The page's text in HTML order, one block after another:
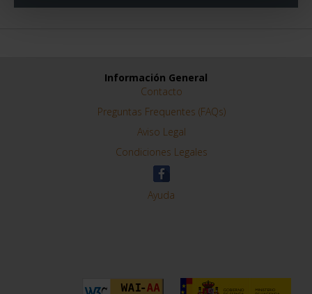
Información General
Contacto
Preguntas Frequentes (FAQs)
Aviso Legal
Condiciones Legales
Ayuda